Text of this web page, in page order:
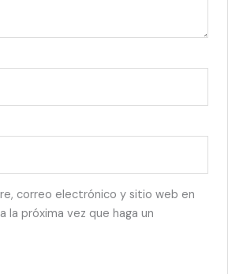
correo electrónico y sitio web en
la próxima vez que haga un